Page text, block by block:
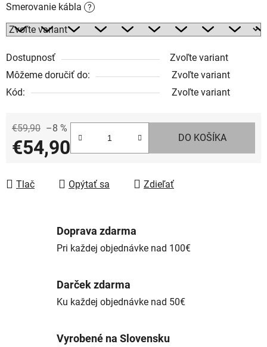
Smerovanie kábla ?
Dostupnosť
Zvoľte variant
Môžeme doručiť do:
Zvoľte variant
Kód:
Zvoľte variant
€59,90 –8 %
€54,90 DO KOŠÍKA
Tlač Opýtať sa Zdieľať
Doprava zdarma
Pri každej objednávke nad 100€
Darček zdarma
Ku každej objednávke nad 50€
Vyrobené na Slovensku